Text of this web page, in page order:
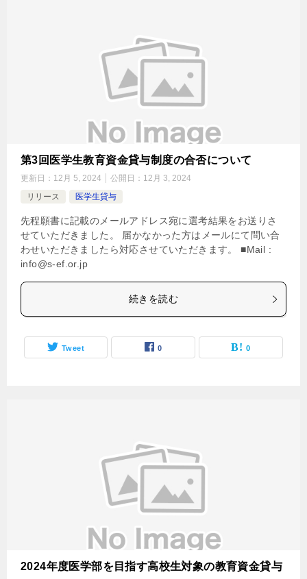
第3回医学生教育資金貸与制度の合否について
更新日： 12月 5, 2024 公開日： 12月 3, 2024
リリース
医学生貸与
先程願書に記載のメールアドレス宛に選考結果をお送りさ
せていただきました。 届かなかった方はメールにて問い合
わせいただきましたら対応させていただきます。 ■Mail :
info@s-ef.or.jp
続きを読む
Tweet 0 0
2024年度医学部を目指す高校生対象の教育資金貸与